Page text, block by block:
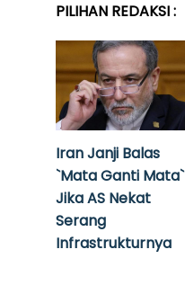
PILIHAN REDAKSI :
Iran Janji Balas
`Mata Ganti Mata`
Jika AS Nekat
Serang
Infrastrukturnya